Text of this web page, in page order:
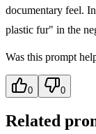
documentary feel.
plastic fur" in the
Was this prompt
0 0
Related